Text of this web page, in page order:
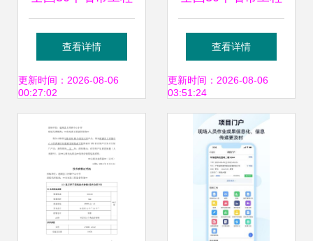
造价咨询收费参考
汇总版
查看详情
更新时间：2026-08-06
00:27:02
造价咨询收费参考
汇总，推荐收藏
查看详情
更新时间：2026-08-06
03:51:24